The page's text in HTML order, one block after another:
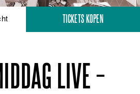
TICKETS KOPEN
LIVE –